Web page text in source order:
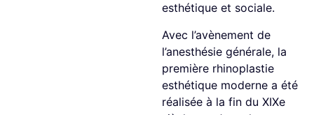
esthétique et sociale.
Avec l’avènement de
l’anesthésie générale, la
première rhinoplastie
esthétique moderne a été
réalisée à la fin du XIXe